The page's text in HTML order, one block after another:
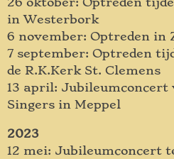
in Westerbork
6 november: Optreden in
7 september: Optreden
de R.K.Kerk St. Clemens
13 april: Jubileumconcert
Singers in Meppel
2023
12 mei: Jubileumconcert